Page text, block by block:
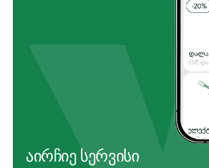
აირჩიე სერვისი